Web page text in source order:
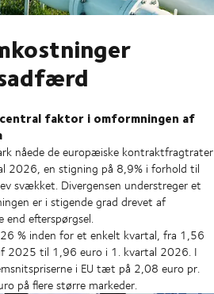
faktor i omformningen af
nåede de europæiske kontraktfragtrater
2026, en stigning på 8,9% i forhold til
svækket. Divergensen understreger et
er i stigende grad drevet af
efterspørgsel.
26 % inden for et enkelt kvartal, fra 1,56
2025 til 1,96 euro i 1. kvartal 2026. I
i EU tæt på 2,08 euro pr.
på flere større markeder.